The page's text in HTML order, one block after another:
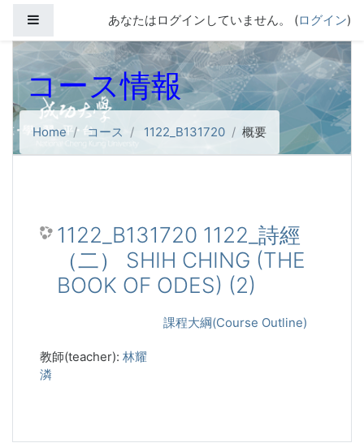
サイドパネルあなたはログインしていません。 (ログイン)
コース情報
Home コース 1122_B131720 概要
1122_B131720 1122_詩經
（二） SHIH CHING (THE
BOOK OF ODES) (2)
課程大綱(Course Outline)
教師(teacher): 林耀
潾